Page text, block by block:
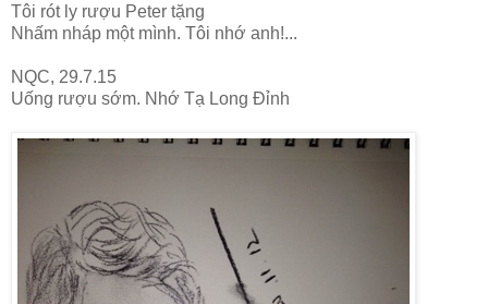
Tôi rót ly rượu Peter tặng
Nhấm nháp một mình. Tôi nhớ anh!...
NQC, 29.7.15
Uống rượu sớm. Nhớ Tạ Long Đỉnh